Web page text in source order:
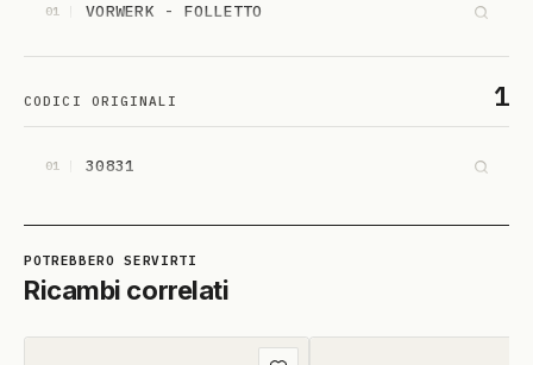
01 VORWERK - FOLLETTO
CODICI ORIGINALI 1
01 30831
Ricambi correlati